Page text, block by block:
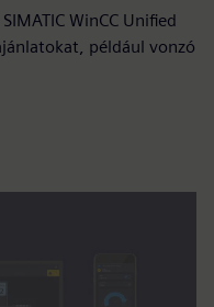
WinCC Unified
például vonzó